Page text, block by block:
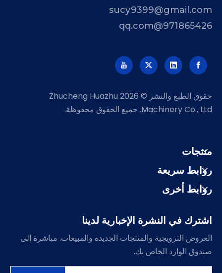
sucy9399@gmail.com
971865426@qq.com
حقوق الطبع والنشر © 2026
Zhucheng Huazhu
Machinery Co., Ltd. جميع الحقوق محفوظة.
منتجات
روابط سريعة
روابط أخرى
اشترك في النشرة الإخبارية لدينا
العروض الترويجية والمنتجات الجديدة والمبيعات. مباشرة إلى
صندوق الوارد الخاص بك.